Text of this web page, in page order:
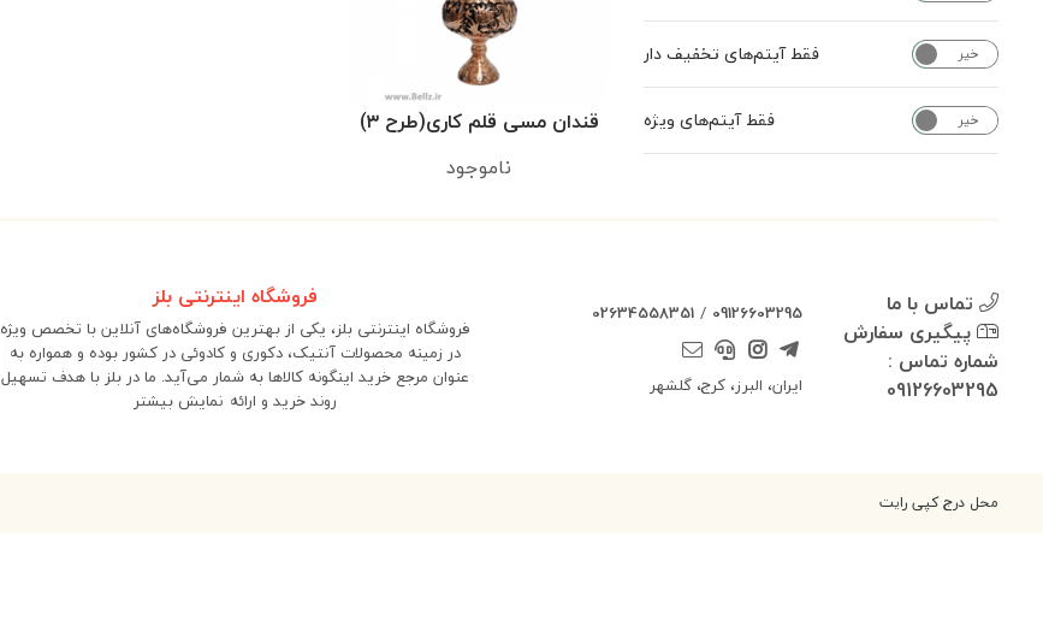
خیر فقط آیتم‌های تخفیف دار
خیر فقط آیتم‌های ویژه
قندان مسی قلم کاری(طرح ۳)
ناموجود
تماس با ما
پیگیری سفارش
شماره تماس :
09126603295
09126603295
/
02634558351
ایران، البرز، کرج، گلشهر
فروشگاه اینترنتی بلز
فروشگاه اینترنتی بلز، یکی از بهترین فروشگاه‌های آنلاین با تخصص ویژه
در زمینه محصولات آنتیک، دکوری و کادوئی در کشور بوده و همواره به
عنوان مرجع خرید اینگونه کالاها به شمار می‌آید. ما در بلز با هدف تسهیل
روند خرید و ارائه نمایش بیشتر
محل درج کپی رایت